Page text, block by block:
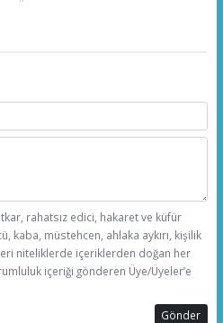
rahatsız edici, hakaret ve küfür
kaba, müstehcen, ahlaka aykırı, kişilik
niteliklerde içeriklerden doğan her
içeriği gönderen Üye/Üyeler’e
Gönder